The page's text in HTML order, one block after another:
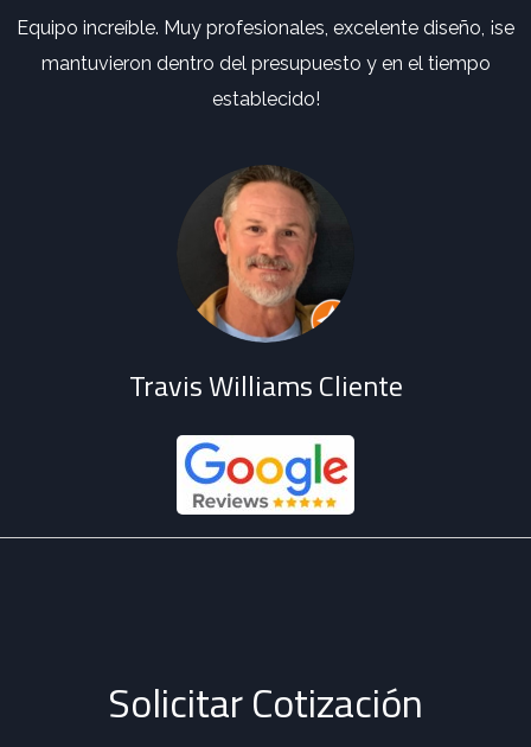
Equipo increíble. Muy profesionales, excelente diseño, ¡se
mantuvieron dentro del presupuesto y en el tiempo
establecido!
Travis WilliamsCliente
Solicitar Cotización